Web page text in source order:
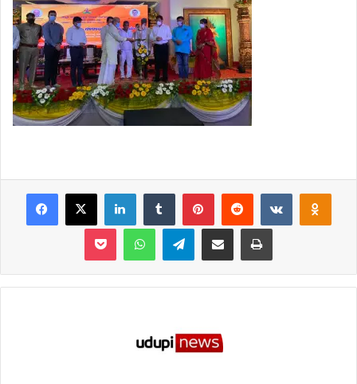
Facebook X LinkedIn Tumblr Pinterest Reddit VKontakte Odnoklassniki
Pocket WhatsApp Telegram Share via Email Print